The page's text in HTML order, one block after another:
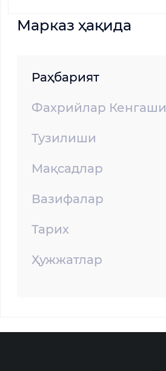
Марказ ҳақида
Раҳбарият
Фахрийлар Кенгаши
Тузилиши
Мақсадлар
Вазифалар
Тарих
Ҳужжатлар